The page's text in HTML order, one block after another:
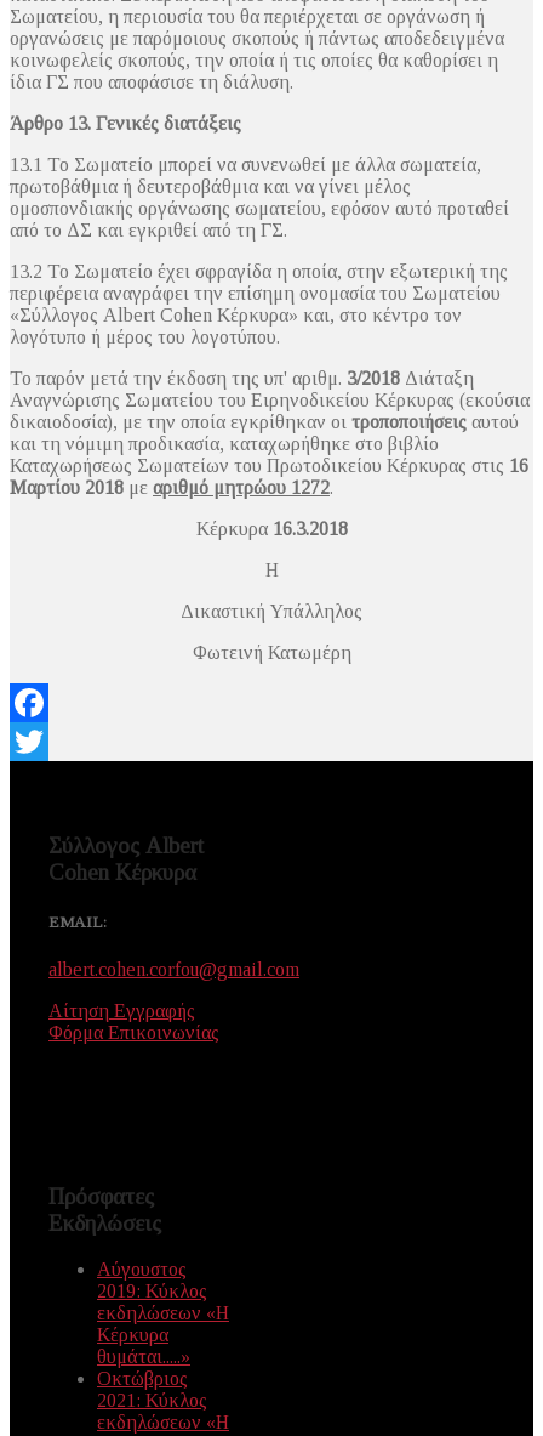
Σωματείου, η περιουσία του θα περιέρχεται σε οργάνωση ή
οργανώσεις με παρόμοιους σκοπούς ή πάντως αποδεδειγμένα
κοινωφελείς σκοπούς, την οποία ή τις οποίες θα καθορίσει η
ίδια ΓΣ που αποφάσισε τη διάλυση.
Άρθρο 13. Γενικές διατάξεις
13.1 Το Σωματείο μπορεί να συνενωθεί με άλλα σωματεία,
πρωτοβάθμια ή δευτεροβάθμια και να γίνει μέλος
ομοσπονδιακής οργάνωσης σωματείου, εφόσον αυτό προταθεί
από το ΔΣ και εγκριθεί από τη ΓΣ.
13.2 Το Σωματείο έχει σφραγίδα η οποία, στην εξωτερική της
περιφέρεια αναγράφει την επίσημη ονομασία του Σωματείου
«Σύλλογος Albert Cohen Κέρκυρα» και, στο κέντρο τον
λογότυπο ή μέρος του λογοτύπου.
Το παρόν μετά την έκδοση της υπ' αριθμ. 3/2018 Διάταξη
Αναγνώρισης Σωματείου του Ειρηνοδικείου Κέρκυρας (εκούσια
δικαιοδοσία), με την οποία εγκρίθηκαν οι τροποποιήσεις αυτού
και τη νόμιμη προδικασία, καταχωρήθηκε στο βιβλίο
Καταχωρήσεως Σωματείων του Πρωτοδικείου Κέρκυρας στις 16
Μαρτίου 2018 με αριθμό μητρώου 1272.
Κέρκυρα 16.3.2018
Η
Δικαστική Υπάλληλος
Φωτεινή Κατωμέρη
Facebook
Σύλλογος Albert
Cohen Κέρκυρα
EMAIL:
albert.cohen.corfou@gmail.com
Αίτηση Εγγραφής
Φόρμα Επικοινωνίας
Πρόσφατες
Εκδηλώσεις
Αύγουστος
2019: Κύκλος
εκδηλώσεων «Η
Κέρκυρα
θυμάται.....»
Οκτώβριος
2021: Κύκλος
εκδηλώσεων «Η